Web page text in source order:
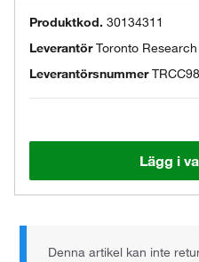
Produktkod. 30134311
LeverantörToronto
Leverantörsnummer
Lägg i
Denna artikel kan inte